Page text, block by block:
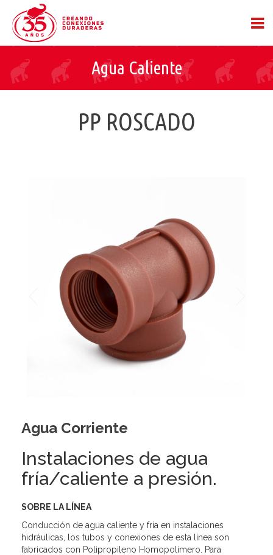
Agua Caliente
PP ROSCADO
Agua Corriente
Instalaciones de agua
fría/caliente a presión.
SOBRE LA LÍNEA
Conducción de agua caliente y fría en instalaciones
hidráulicas, los tubos y conexiones de esta línea son
fabricados con Polipropileno Homopolimero. Para